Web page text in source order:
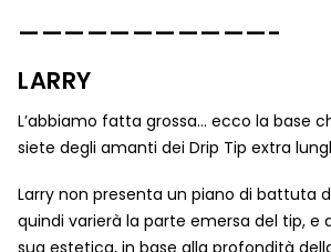
———————————-
LARRY
L’abbiamo fatta grossa… ecco la base
siete degli amanti dei Drip Tip extra
Larry non presenta un piano di battuta
quindi varierà la parte emersa del tip, e